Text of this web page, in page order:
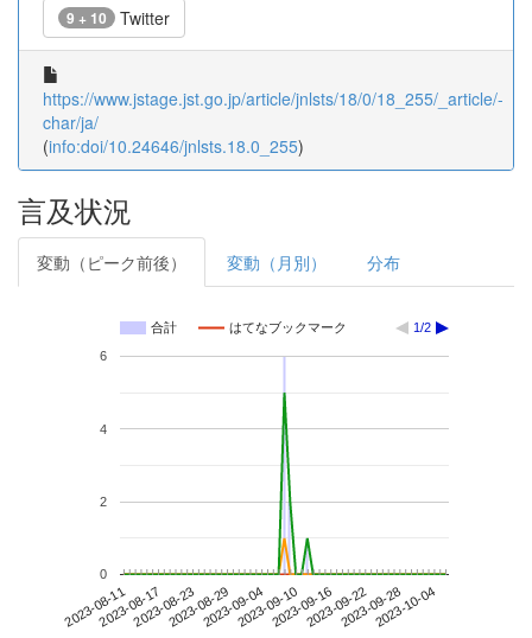
9 + 10 Twitter
https://www.jstage.jst.go.jp/article/jnlsts/18/0/18_255/_article/-
char/ja/
(info:doi/10.24646/jnlsts.18.0_255)
言及状況
変動（ピーク前後） 変動（月別） 分布
合計 はてなブックマーク 1/2
2023-08-112023-08-172023-08-232023-08-292023-09-042023-09-102023-09-162023-09-222023-09-282023-10-04
0
2
4
6